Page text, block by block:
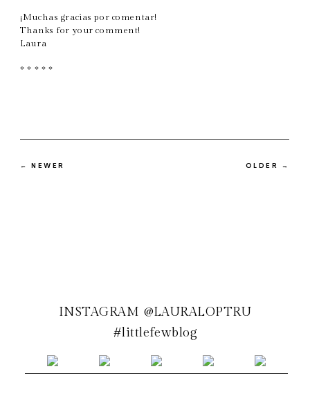
¡Muchas gracias por comentar!
Thanks for your comment!
Laura
* * * * *
← NEWER OLDER →
INSTAGRAM @LAURALOPTRU
#littlefewblog